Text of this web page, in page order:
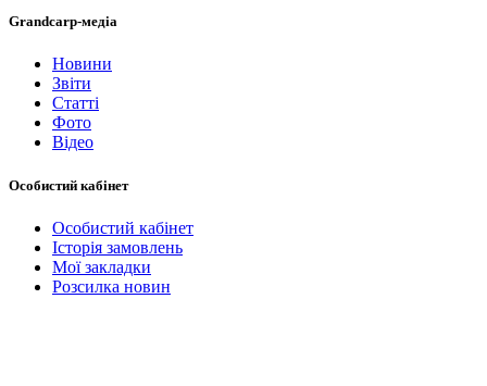
Grandcarp-медіа
Новини
Звіти
Статті
Фото
Відео
Особистий кабінет
Особистий кабінет
Історія замовлень
Мої закладки
Розсилка новин